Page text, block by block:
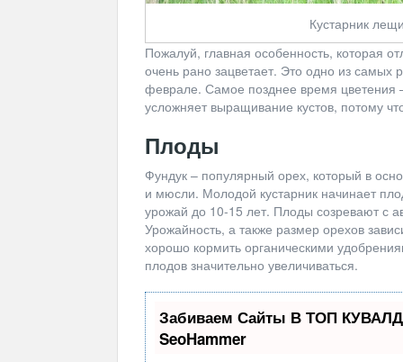
Кустарник
Пожалуй, главная особенность, которая
очень рано зацветает. Это одно из самых
феврале. Самое позднее время цветения
усложняет выращивание кустов, потому
Плоды
Фундук – популярный орех, который в
и мюсли. Молодой кустарник начинает
урожай до 10-15 лет. Плоды созревают с
Урожайность, а также размер орехов
хорошо кормить органическими
плодов значительно увеличиваться.
Забиваем Сайты В ТОП
SeoHammer